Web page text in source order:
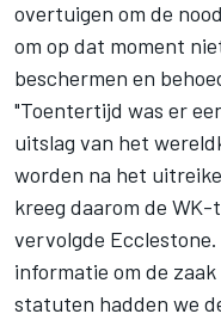
overtuigen om de
om op dat moment
beschermen en
"Toentertijd was er
uitslag van het
worden na het
kreeg daarom de
vervolgde
informatie om de
statuten hadden we